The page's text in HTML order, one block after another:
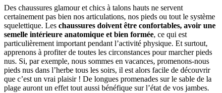
Des chaussures glamour et chics à talons hauts ne servent
certainement pas bien nos articulations, nos pieds ou tout le système
squelettique. Les chaussures doivent être confortables, avoir une
semelle intérieure anatomique et bien formée, ce qui est
particulièrement important pendant l’activité physique. Et surtout,
apprenons à profiter de toutes les circonstances pour marcher pieds
nus. Si, par exemple, nous sommes en vacances, promenons-nous
pieds nus dans l’herbe tous les soirs, il est alors facile de découvrir
que c’est un vrai plaisir ! De longues promenades sur le sable de la
plage auront un effet tout aussi bénéfique sur l’état de vos jambes.